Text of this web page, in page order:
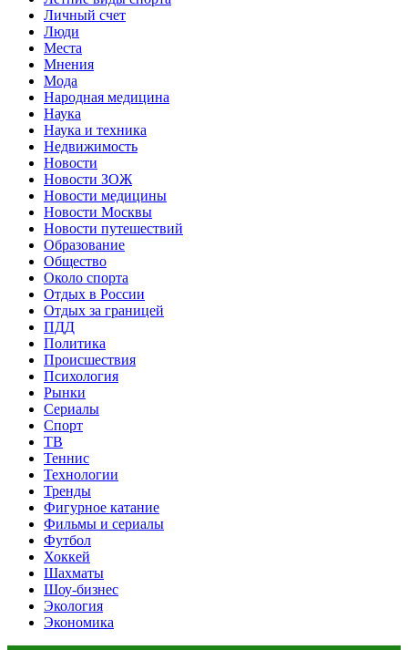
Личный счет
Люди
Места
Мнения
Мода
Народная медицина
Наука
Наука и техника
Недвижимость
Новости
Новости ЗОЖ
Новости медицины
Новости Москвы
Новости путешествий
Образование
Общество
Около спорта
Отдых в России
Отдых за границей
ПДД
Политика
Происшествия
Психология
Рынки
Сериалы
Спорт
ТВ
Теннис
Технологии
Тренды
Фигурное катание
Фильмы и сериалы
Футбол
Хоккей
Шахматы
Шоу-бизнес
Экология
Экономика